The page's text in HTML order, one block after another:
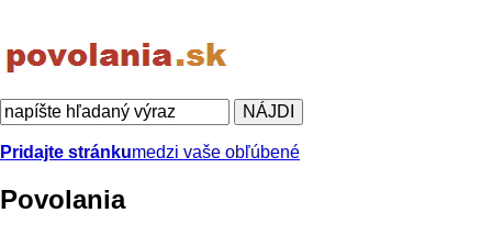
Pridajte stránkumedzi vaše obľúbené
Povolania